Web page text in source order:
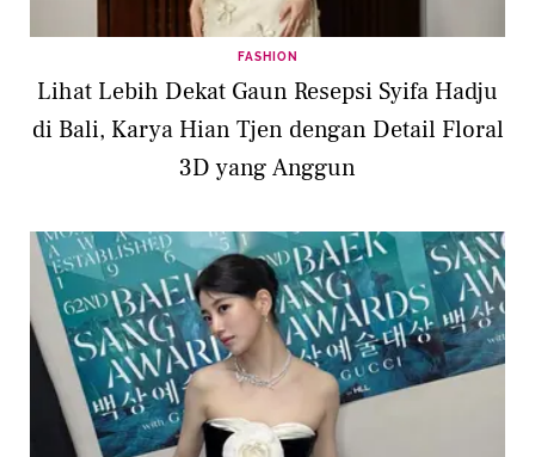
FASHION
Lihat Lebih Dekat Gaun Resepsi Syifa Hadju
di Bali, Karya Hian Tjen dengan Detail Floral
3D yang Anggun